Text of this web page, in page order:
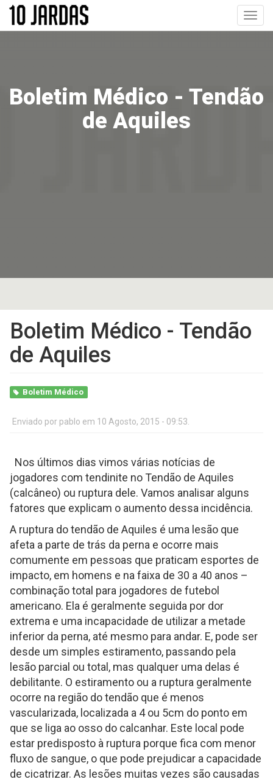
Pular
o
Boletim Médico - Tendão
de Aquiles
Boletim Médico - Tendão
de Aquiles
Boletim Médico
Enviado por pablo em 10 Agosto, 2015 - 09:53.
Nos últimos dias vimos várias notícias de
jogadores com tendinite no Tendão de Aquiles
(calcâneo) ou ruptura dele. Vamos analisar alguns
fatores que explicam o aumento dessa incidência.
A ruptura do tendão de Aquiles é uma lesão que
afeta a parte de trás da perna e ocorre mais
comumente em pessoas que praticam esportes de
impacto, em homens e na faixa de 30 a 40 anos –
combinação total para jogadores de futebol
americano. Ela é geralmente seguida por dor
extrema e uma incapacidade de utilizar a metade
inferior da perna, até mesmo para andar. E, pode ser
desde um simples estiramento, passando pela
lesão parcial ou total, mas qualquer uma delas é
debilitante. O estiramento ou a ruptura geralmente
ocorre na região do tendão que é menos
vascularizada, localizada a 4 ou 5cm do ponto em
que se liga ao osso do calcanhar. Este local pode
estar predisposto à ruptura porque fica com menor
fluxo de sangue, o que pode prejudicar a capacidade
de cicatrizar. As lesões muitas vezes são causadas